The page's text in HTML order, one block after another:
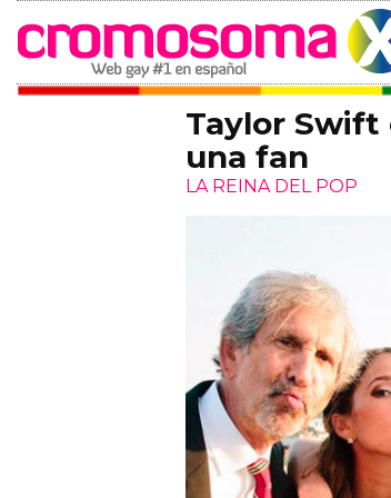
Taylor Swift
una fan
LA REINA DEL POP